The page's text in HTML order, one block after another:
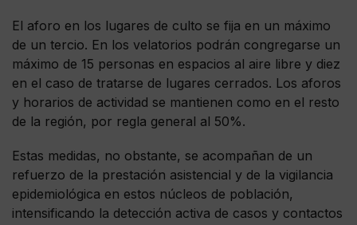
El aforo en los lugares de culto se fija en un máximo
de un tercio. En los velatorios podrán congregarse un
máximo de 15 personas en espacios al aire libre y diez
en el caso de tratarse de lugares cerrados. Los aforos
y horarios de actividad se mantienen como en el resto
de la región, por regla general al 50%.
Estas medidas, no obstante, se acompañan de un
refuerzo de la prestación asistencial y de la vigilancia
epidemiológica en estos núcleos de población,
intensificando la detección activa de casos y contactos